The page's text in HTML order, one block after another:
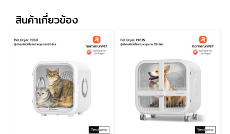
สินค้าเกี่ยวข้อง